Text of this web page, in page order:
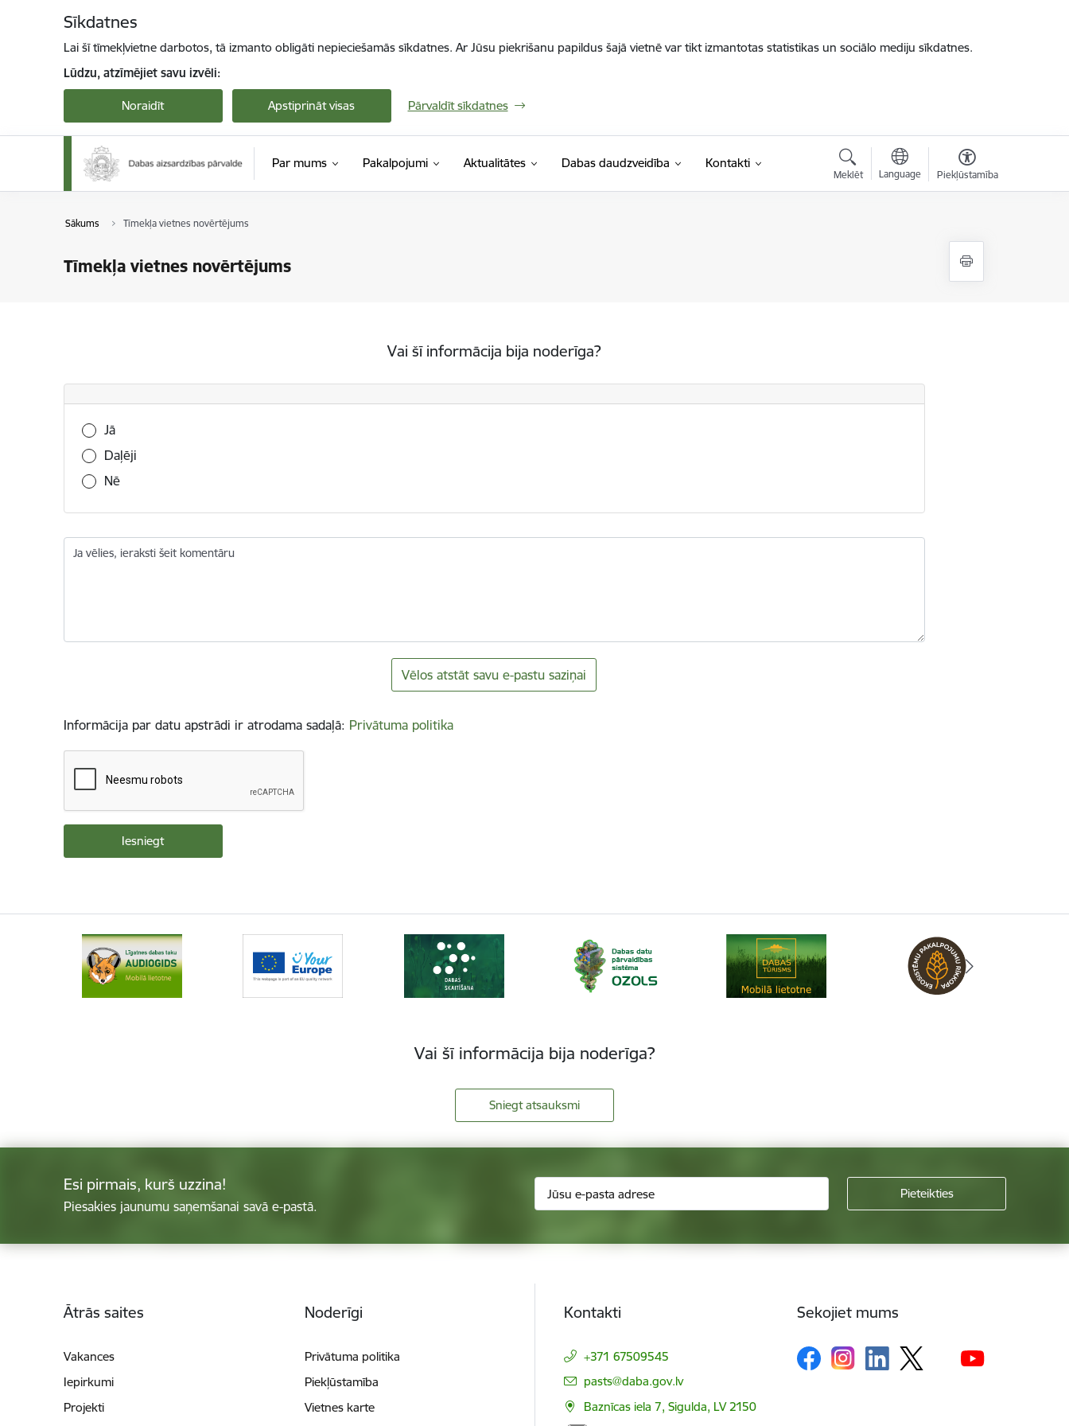
Sīkdatnes
Lai šī tīmekļvietne darbotos, tā izmanto obligāti nepieciešamās sīkdatnes. Ar Jūsu piekrišanu papildus šajā vietnē var tikt izmantotas statistikas un sociālo mediju sīkdatnes.
Lūdzu, atzīmējiet savu izvēli:
Noraidīt Apstiprināt visas Pārvaldīt sīkdatnes
Par mums Pakalpojumi Aktualitātes Dabas daudzveidība Kontakti
Meklēt Language Piekļūstamība
Sākums Tīmekļa vietnes novērtējums
Tīmekļa vietnes novērtējums
Vai šī informācija bija noderīga?
Vai šī informācija bija noderīga?
Jā
Daļēji
Nē
Ja vēlies, ieraksti šeit komentāru
Vēlos atstāt savu e-pastu saziņai
Informācija par datu apstrādi ir atrodama sadaļā: Privātuma politika
Vai šī informācija bija noderīga?
Sniegt atsauksmi
Esi pirmais, kurš uzzina!
Piesakies jaunumu saņemšanai savā e-pastā.
Ātrās saites
Vakances
Iepirkumi
Projekti
Noderīgi
Privātuma politika
Piekļūstamība
Vietnes karte
Kontakti
+371 67509545
E-pasts:
pasts@daba.gov.lv
Baznīcas iela 7, Sigulda, LV 2150
Sekojiet mums